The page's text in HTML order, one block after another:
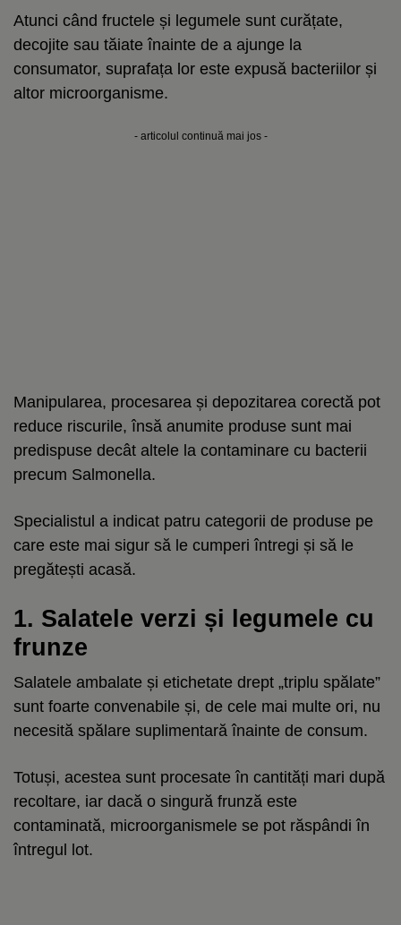
Atunci când fructele și legumele sunt curățate,
decojite sau tăiate înainte de a ajunge la
consumator, suprafața lor este expusă bacteriilor și
altor microorganisme.
- articolul continuă mai jos -
Manipularea, procesarea și depozitarea corectă pot
reduce riscurile, însă anumite produse sunt mai
predispuse decât altele la contaminare cu bacterii
precum Salmonella.
Specialistul a indicat patru categorii de produse pe
care este mai sigur să le cumperi întregi și să le
pregătești acasă.
1. Salatele verzi și legumele cu
frunze
Salatele ambalate și etichetate drept „triplu spălate”
sunt foarte convenabile și, de cele mai multe ori, nu
necesită spălare suplimentară înainte de consum.
Totuși, acestea sunt procesate în cantități mari după
recoltare, iar dacă o singură frunză este
contaminată, microorganismele se pot răspândi în
întregul lot.